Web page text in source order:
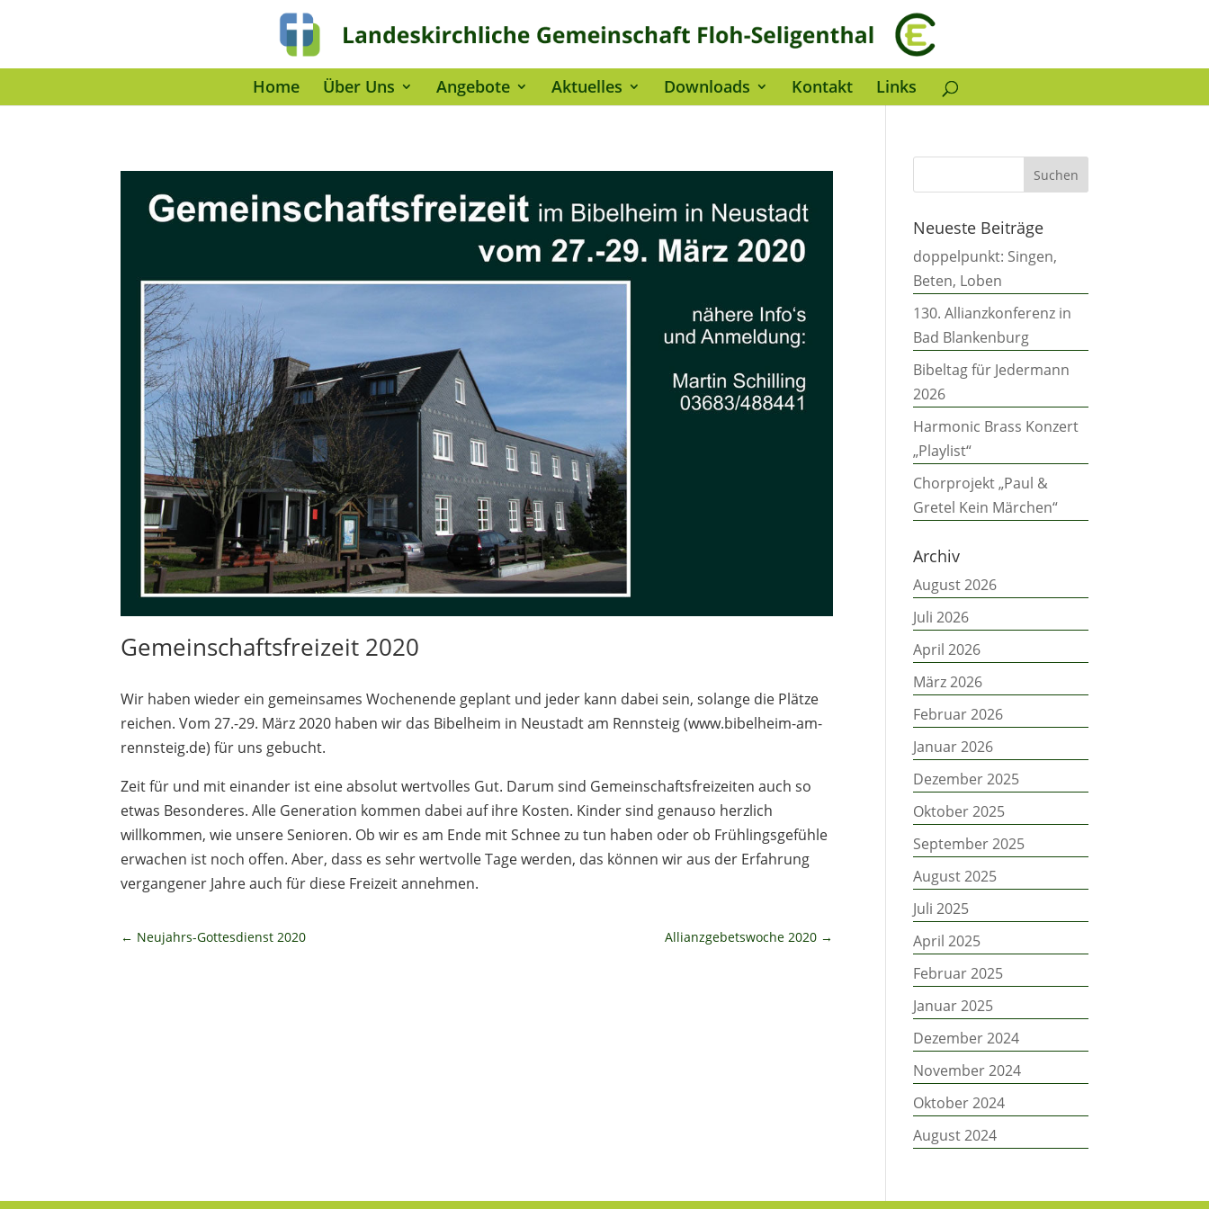
Home Über Uns Angebote Aktuelles Downloads Kontakt Links
Gemeinschaftsfreizeit 2020
Wir haben wieder ein gemeinsames Wochenende geplant und jeder kann dabei sein, solange die Plätze
reichen. Vom 27.-29. März 2020 haben wir das Bibelheim in Neustadt am Rennsteig (www.bibelheim-am-
rennsteig.de) für uns gebucht.
Zeit für und mit einander ist eine absolut wertvolles Gut. Darum sind Gemeinschaftsfreizeiten auch so
etwas Besonderes. Alle Generation kommen dabei auf ihre Kosten. Kinder sind genauso herzlich
willkommen, wie unsere Senioren. Ob wir es am Ende mit Schnee zu tun haben oder ob Frühlingsgefühle
erwachen ist noch offen. Aber, dass es sehr wertvolle Tage werden, das können wir aus der Erfahrung
vergangener Jahre auch für diese Freizeit annehmen.
← Neujahrs-Gottesdienst 2020 Allianzgebetswoche 2020 →
Neueste Beiträge
doppelpunkt: Singen,
Beten, Loben
130. Allianzkonferenz in
Bad Blankenburg
Bibeltag für Jedermann
2026
Harmonic Brass Konzert
„Playlist“
Chorprojekt „Paul &
Gretel Kein Märchen“
Archiv
August 2026
Juli 2026
April 2026
März 2026
Februar 2026
Januar 2026
Dezember 2025
Oktober 2025
September 2025
August 2025
Juli 2025
April 2025
Februar 2025
Januar 2025
Dezember 2024
November 2024
Oktober 2024
August 2024